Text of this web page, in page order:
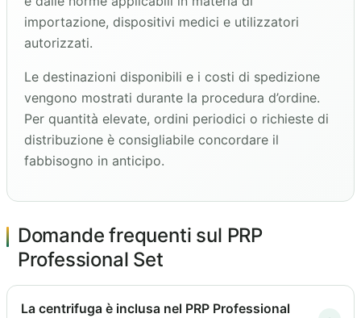
importazione, dispositivi medici e utilizzatori
autorizzati.
Le destinazioni disponibili e i costi di spedizione
vengono mostrati durante la procedura d’ordine.
Per quantità elevate, ordini periodici o richieste di
distribuzione è consigliabile concordare il
fabbisogno in anticipo.
Domande frequenti sul PRP
Professional Set
La centrifuga è inclusa nel PRP Professional